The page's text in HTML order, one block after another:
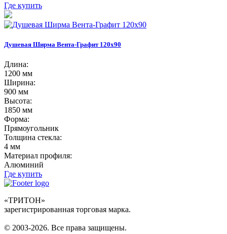
Где купить
Душевая Ширма Вента-Графит 120х90
Длина:
1200 мм
Ширина:
900 мм
Высота:
1850 мм
Форма:
Прямоугольник
Толщина стекла:
4 мм
Материал профиля:
Алюминий
Где купить
«ТРИТОН»
зарегистрированная торговая марка.
© 2003-2026. Все права защищены.